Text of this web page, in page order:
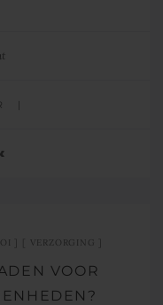
VERZORGING
VOOR